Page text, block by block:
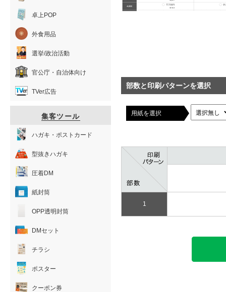
部数と印刷パターンを選択
用紙を選択
1
卓上POP
外食用品
選挙/政治活動
官公庁・自治体向け
TVer広告
集客ツール
ハガキ・ポストカード
型抜きハガキ
圧着DM
紙封筒
OPP透明封筒
DMセット
チラシ
ポスター
クーポン券